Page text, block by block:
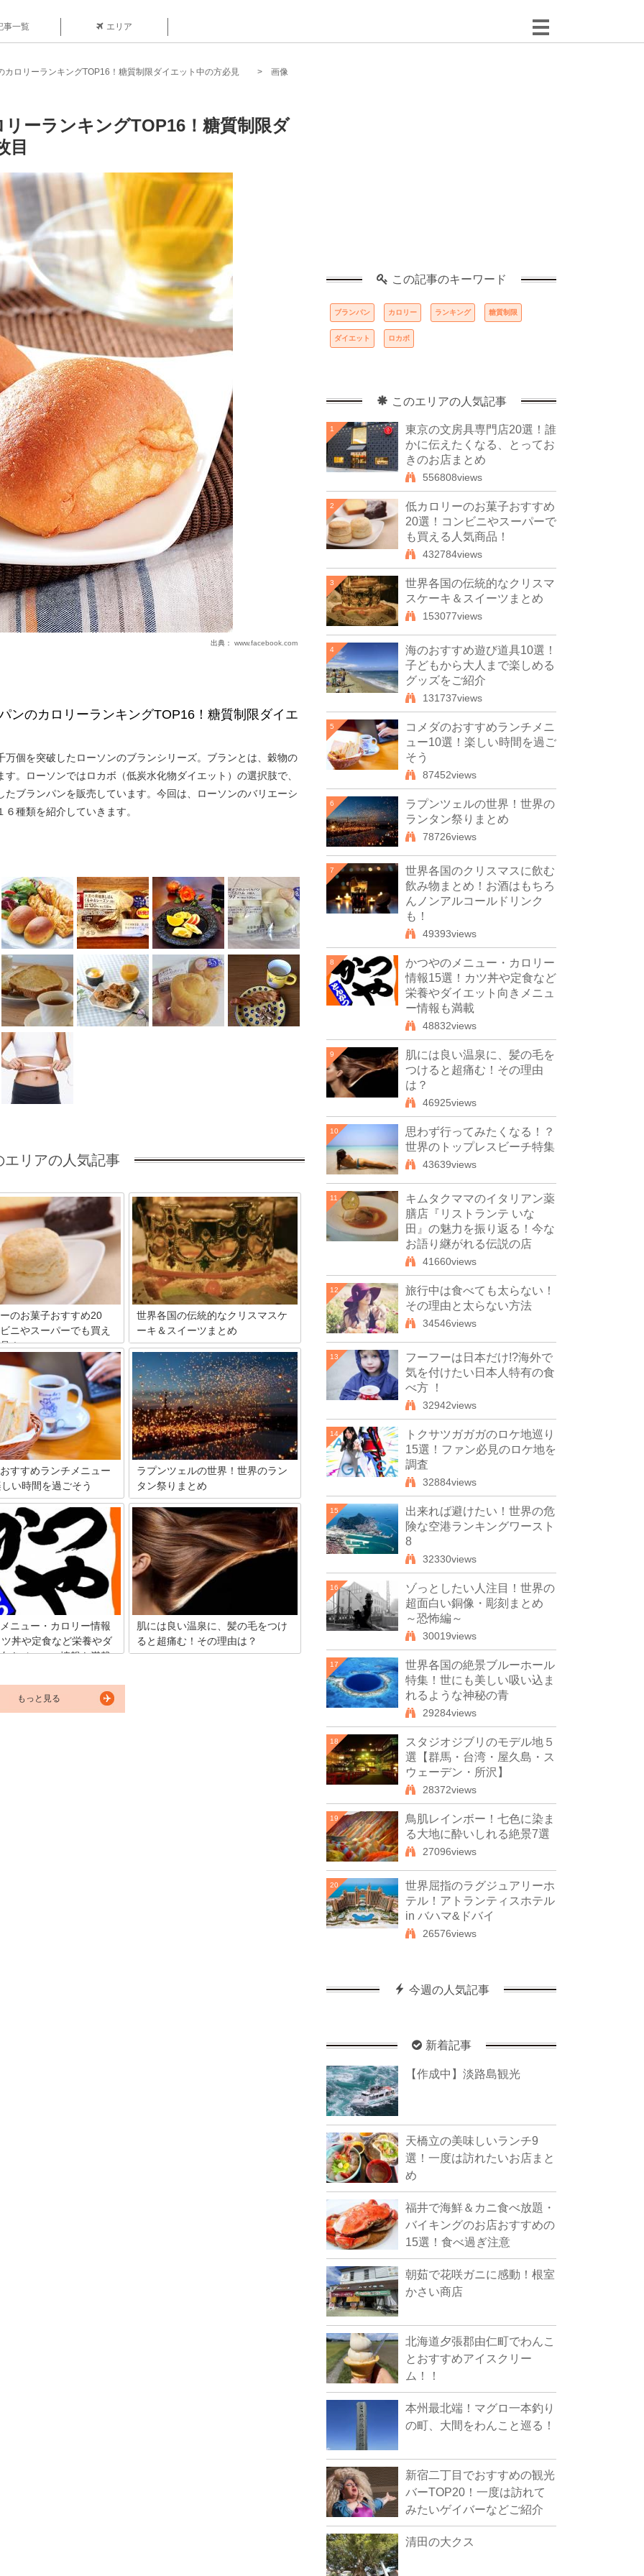
事一覧 エリア
カロリーランキングTOP16！糖質制限ダイエット中の方必見 画像
ーランキングTOP16！糖質制限ダ
目
出典： www.facebook.com
ンのカロリーランキングTOP16！糖質制限ダイエ
万個を突破したローソンのブランシリーズ。ブランとは、穀物の
。ローソンではロカボ（低炭水化物ダイエット）の選択肢で、
たブランパンを販売しています。今回は、ローソンのバリエーシ
種類を紹介していきます。
エリアの人気記事
のお菓子おすすめ20
ニやスーパーでも買え
！
のお菓子は数多くあります。
コンビニが開発したお菓子
ーや糖質を抑えた、ダイエッ
なお菓子が販売され、気軽に
す。低カロリーなだけではな
ものが数多くあり驚くでし
ニ（コンビニエンススト
ーで気軽に手に入る、低カ
子を20個厳選しました。
世界各国の伝統的なクリスマスケ
ーキ＆スイーツまとめ
クリスマスといえばケーキ。日本では生
クリームのデコレーションケーキが主流
ですが、世界ではさまざまな伝統的なク
リスマスケーキがたくさん！今年の手作
りクリスマスケーキは、いつもとちょっ
と違ったケーキに挑戦してみてはいかが
でしょうか？
すすめランチメニュー
い時間を過ごそう
店が提供するグルメなランチ
紹介。名古屋＆コメダ名物
トーストはモーニングでしか
!?実はランチでしか味わえ
のオーダー方法がありま
ーム満点かつ美味で、お値段
メダランチのプレート、サ
ハンバーガーのカロリー情
。
ラプンツェルの世界！世界のラン
タン祭りまとめ
人気ディズニー映画の一つ「塔の上のラ
プンツェル」。この映画のモデルとなっ
たことで有名なランタン祭り。スカイラ
ンタンとも呼ばれていて、空に無数のラ
ンタンが飛んで行く光景はまさにおとぎ
話の中のような光景です。このスカイラ
ンタン祭り、実は世界各地で行われてい
ます。今回はそんなスカイランタン祭り
をご紹介します。
ニュー・カロリー情報
丼や定食など栄養やダ
きメニュー情報も満載
」を敬遠していませんか？か
のカツ丼チェーン店。看板メ
ツ丼の他にもサクサクで美味
肌には良い温泉に、髪の毛をつけ
ると超痛む！その理由は？
もっと見る
この記事のキーワード
ブランパン カロリー ランキング 糖質制限
ダイエット ロカボ
このエリアの人気記事
1
東京の文房具専門店20選！誰
かに伝えたくなる、とってお
きのお店まとめ
556808views
2
低カロリーのお菓子おすすめ
20選！コンビニやスーパーで
も買える人気商品！
432784views
3
世界各国の伝統的なクリスマ
スケーキ＆スイーツまとめ
153077views
4
海のおすすめ遊び道具10選！
子どもから大人まで楽しめる
グッズをご紹介
131737views
5
コメダのおすすめランチメニ
ュー10選！楽しい時間を過ご
そう
87452views
6
ラプンツェルの世界！世界の
ランタン祭りまとめ
78726views
7
世界各国のクリスマスに飲む
飲み物まとめ！お酒はもちろ
んノンアルコールドリンク
も！
49393views
8
かつやのメニュー・カロリー
情報15選！カツ丼や定食など
栄養やダイエット向きメニュ
ー情報も満載
48832views
9
肌には良い温泉に、髪の毛を
つけると超痛む！その理由
は？
46925views
10
思わず行ってみたくなる！？
世界のトップレスビーチ特集
43639views
11
キムタクママのイタリアン薬
膳店『リストランテ いな
田』の魅力を振り返る！今な
お語り継がれる伝説の店
41660views
12
旅行中は食べても太らない！
その理由と太らない方法
34546views
13
フーフーは日本だけ!?海外で
気を付けたい日本人特有の食
べ方 ！
32942views
14
トクサツガガガのロケ地巡り
15選！ファン必見のロケ地を
調査
32884views
15
出来れば避けたい！世界の危
険な空港ランキングワースト
8
32330views
16
ゾっとしたい人注目！世界の
超面白い銅像・彫刻まとめ
～恐怖編～
30019views
17
世界各国の絶景ブルーホール
特集！世にも美しい吸い込ま
れるような神秘の青
29284views
18
スタジオジブリのモデル地５
選【群馬・台湾・屋久島・ス
ウェーデン・所沢】
28372views
19
鳥肌レインボー！七色に染ま
る大地に酔いしれる絶景7選
27096views
20
世界屈指のラグジュアリーホ
テル！アトランティスホテル
in バハマ&ドバイ
26576views
今週の人気記事
新着記事
【作成中】淡路島観光
天橋立の美味しいランチ9
選！一度は訪れたいお店まと
め
福井で海鮮＆カニ食べ放題・
バイキングのお店おすすめの
15選！食べ過ぎ注意
朝茹で花咲ガニに感動！根室
かさい商店
北海道夕張郡由仁町でわんこ
とおすすめアイスクリー
ム！！
本州最北端！マグロ一本釣り
の町、大間をわんこと巡る！
新宿二丁目でおすすめの観光
バーTOP20！一度は訪れて
みたいゲイバーなどご紹介
清田の大クス